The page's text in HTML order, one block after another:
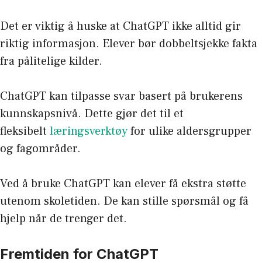
Det er viktig å huske at ChatGPT ikke alltid gir
riktig informasjon. Elever bør dobbeltsjekke fakta
fra pålitelige kilder.
ChatGPT kan tilpasse svar basert på brukerens
kunnskapsnivå. Dette gjør det til et
fleksibelt læringsverktøyfor ulike aldersgrupper
og fagområder.
Ved å bruke ChatGPT kan elever få ekstra støtte
utenom skoletiden. De kan stille spørsmål og få
hjelp når de trenger det.
Fremtiden for ChatGPT